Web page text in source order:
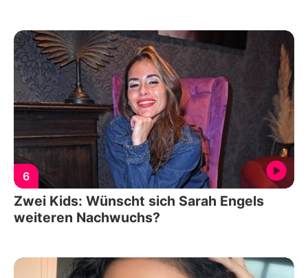
6
Zwei Kids: Wünscht sich Sarah Engels
weiteren Nachwuchs?